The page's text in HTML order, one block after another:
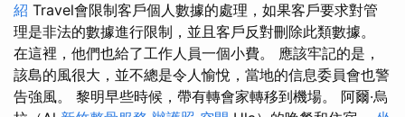
紹 Travel會限制客戶個人數據的處理，如果客戶要求對管
理是非法的數據進行限制，並且客戶反對刪除此類數據。
在這裡，他們也給了工作人員一個小費。 應該牢記的是，
該島的風很大，並不總是令人愉悅，當地的信息委員會也警
告強風。 黎明早些時候，帶有轉會家轉移到機場。 阿爾·烏